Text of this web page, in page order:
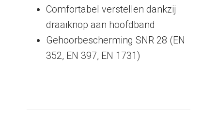
Comfortabel verstellen dankzij
draaiknop aan hoofdband
Gehoorbescherming SNR 28 (EN
352, EN 397, EN 1731)